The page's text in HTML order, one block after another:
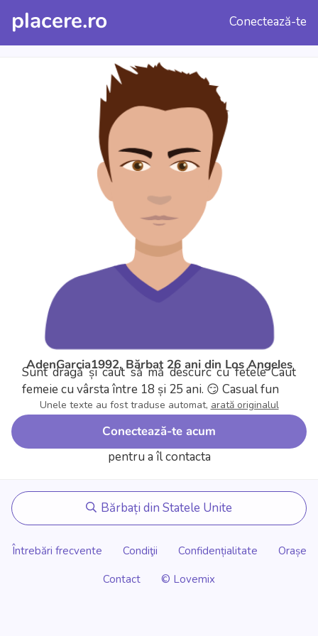
placere.ro Conectează-te
AdenGarcia1992, Bărbat 26 ani din Los Angeles
Sunt dragă și caut să mă descurc cu feteleCaut
femeie cu vârsta între 18 și 25 ani. 😏 Casual fun
Unele texte au fost traduse automat, arată originalul
Conectează-te acum
pentru a îl contacta
Bărbați din Statele Unite
Întrebări frecvente Condiţii Confidențialitate
Orașe
Contact
© Lovemix